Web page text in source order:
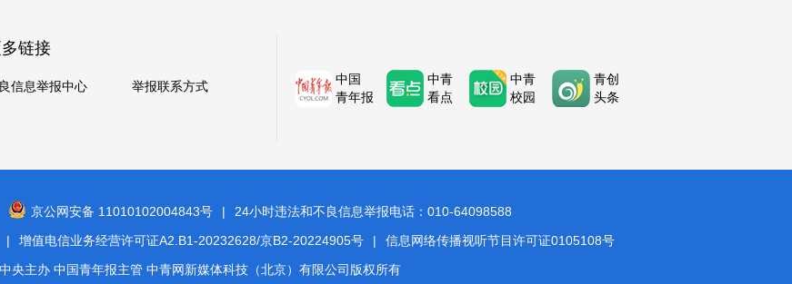
链接
信息举报中心 举报联系方式
中国
青年报
中青
看点
中青
校园
青创
头条
京公网安备 11010102004843号 |
24小时违法和不良信息举报电话：010-64098588
| 增值电信业务经营许可证A2.B1-20232628/京B2-20224905号 |
信息网络传播视听节目许可证0105108号
央主办 中国青年报主管 中青网新媒体科技（北京）有限公司版权所有